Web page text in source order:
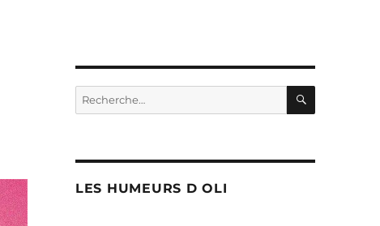
Recherche
pour :
LES HUMEURS D OLI